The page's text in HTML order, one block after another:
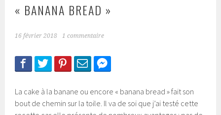
« BANANA BREAD »
16 février 2018 1 commentaire
La cake à la banane ou encore « banana bread » fait son
bout de chemin sur la toile. Il va de soi que j’ai testé cette